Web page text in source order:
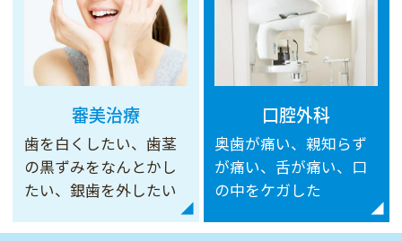
審美治療
歯を白くしたい、歯茎
の黒ずみをなんとかし
たい、銀歯を外したい
口腔外科
奥歯が痛い、親知らず
が痛い、舌が痛い、口
の中をケガした